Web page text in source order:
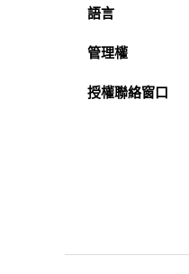
語言
管理權
授權聯絡窗口